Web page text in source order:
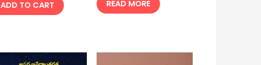
ADD TO CART READ MORE